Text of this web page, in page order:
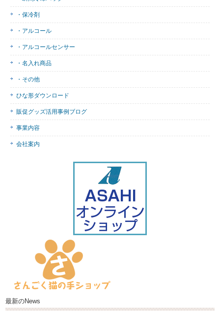
・保冷剤
・アルコール
・アルコールセンサー
・名入れ商品
・その他
ひな形ダウンロード
販促グッズ活用事例ブログ
事業内容
会社案内
最新のNews